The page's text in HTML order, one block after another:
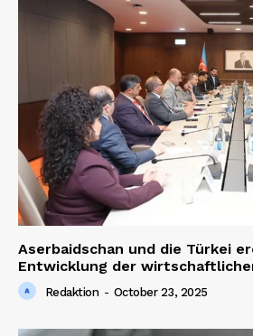
Aserbaidschan und die Türkei
Entwicklung der
Redaktion - October 23, 2025